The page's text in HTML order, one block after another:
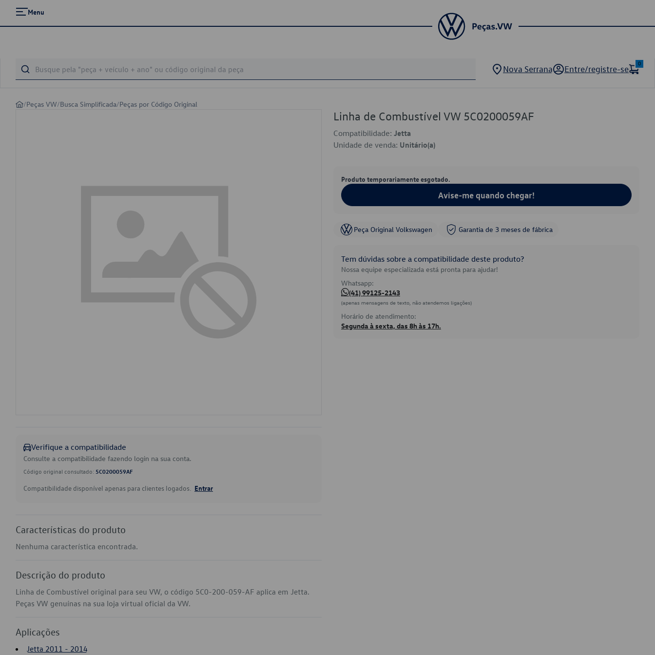
Menu
Nova Serrana Entre/registre-se
0
/Peças VW/Busca Simplificada/Peças por Código Original
Verifique a compatibilidade
Consulte a compatibilidade fazendo login na sua conta.
Código original consultado: 5C0200059AF
Compatibilidade disponível apenas para clientes logados. Entrar
Características do produto
Nenhuma característica encontrada.
Descrição do produto
Linha de Combustível original para seu VW, o código 5C0-200-059-AF aplica em Jetta.
Peças VW genuínas na sua loja virtual oficial da VW.
Aplicações
Jetta 2011 - 2014
Linha de Combustível VW 5C0200059AF
Compatibilidade: Jetta
Unidade de venda: Unitário(a)
Produto temporariamente esgotado.
Avise-me quando chegar!
Peça Original Volkswagen Garantia de 3 meses de fábrica
Tem dúvidas sobre a compatibilidade deste produto?
Nossa equipe especializada está pronta para ajudar!
Whatsapp:
(41) 99125-2143
(apenas mensagens de texto, não atendemos ligações)
Horário de atendimento:
Segunda à sexta, das 8h às 17h.